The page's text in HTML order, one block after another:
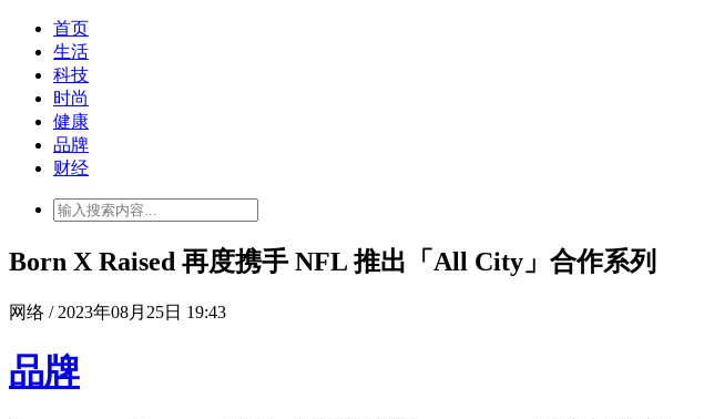
首页
生活
科技
时尚
健康
品牌
财经
Born X Raised 再度携手 NFL 推出「All City」合作系列
网络 / 2023年08月25日 19:43
品牌